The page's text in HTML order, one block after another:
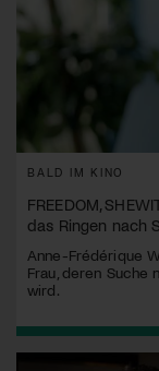
BALD IM KINO
FREEDOM,
das Ringen nach
Anne-Frédérique
Frau, deren Suche
wird.